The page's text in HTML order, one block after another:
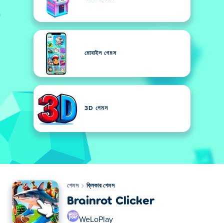
মোবাইল গেমস
3D গেমস
গেমস ক্লিকার গেমস
Brainrot Clicker
WeLoPlay